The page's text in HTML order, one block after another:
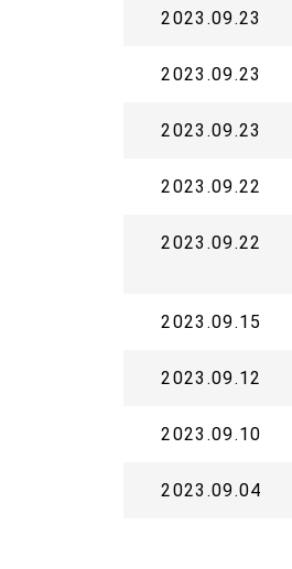
2023.09.23
2023.09.23
2023.09.23
2023.09.22
2023.09.22
2023.09.15
2023.09.12
2023.09.10
2023.09.04